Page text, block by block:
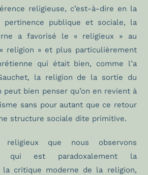
religieuse, c’est-à-dire en la
publique et sociale, la
a favorisé le « religieux » au
religion » et plus particulièrement
qui était bien, comme l’a
la religion de la sortie du
peut bien penser qu’on en revient à
sans pour autant que ce retour
structure sociale dite primitive.
que nous observons
qui est paradoxalement la
la critique moderne de la religion,